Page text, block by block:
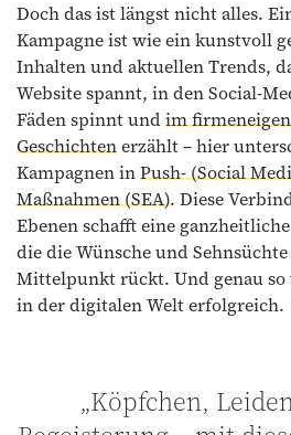
Doch das ist längst nicht alles.
Kampagne ist wie ein kunstvoll
Inhalten und aktuellen Trends,
Website spannt, in den Social-
Fäden spinnt und im
Geschichtenerzählt – hier
Kampagnen inPush- (Social
Maßnahmen (SEA). Diese
Ebenen schafft eine
die die Wünsche und
Mittelpunkt rückt. Und genau
in der digitalen Welt erfolgreich.
„Köpfchen,